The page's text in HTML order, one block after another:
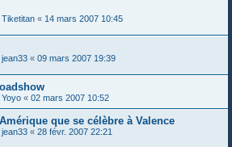
Tiketitan « 14 mars 2007 10:45
jean33 « 09 mars 2007 19:39
Yoyo « 02 mars 2007 10:52
que se célèbre à Valence
jean33 « 28 févr. 2007 22:21